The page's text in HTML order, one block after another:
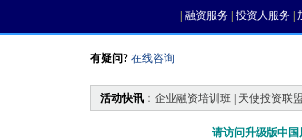
融资服务 投资人服务
有疑问? 在线咨询
活动快讯 ： 企业融资培训班 | 天使投资联
请访问升级版中国